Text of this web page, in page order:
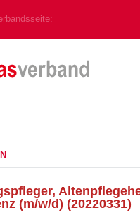
(m/w/d) (20220331)